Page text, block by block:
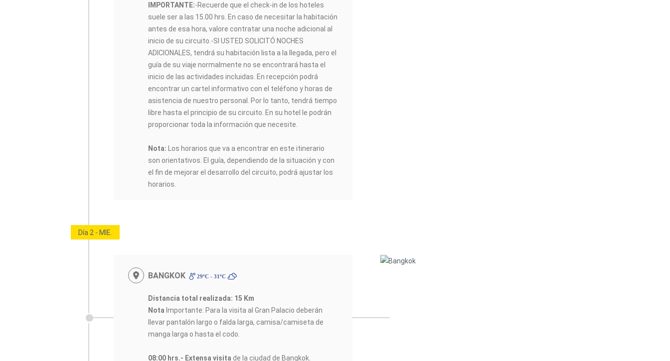
IMPORTANTE:-Recuerde que el check-in de los hoteles
suele ser a las 15.00 hrs. En caso de necesitar la habitación
antes de esa hora, valore contratar una noche adicional al
inicio de su circuito.-SI USTED SOLICITÓ NOCHES
ADICIONALES, tendrá su habitación lista a la llegada, pero el
guía de su viaje normalmente no se encontrará hasta el
inicio de las actividades incluidas. En recepción podrá
encontrar un cartel informativo con el teléfono y horas de
asistencia de nuestro personal. Por lo tanto, tendrá tiempo
libre hasta el principio de su circuito. En su hotel le podrán
proporcionar toda la información que necesite.
Nota: Los horarios que va a encontrar en este itinerario
son orientativos. El guía, dependiendo de la situación y con
el fin de mejorar el desarrollo del circuito, podrá ajustar los
horarios.
Día 2 - MIE.
BANGKOK 29ºC - 31ºC
Distancia total realizada: 15 Km
Nota Importante: Para la visita al Gran Palacio deberán
llevar pantalón largo o falda larga, camisa/camiseta de
manga larga o hasta el codo.
08:00 hrs.- Extensa visita de la ciudad de Bangkok.